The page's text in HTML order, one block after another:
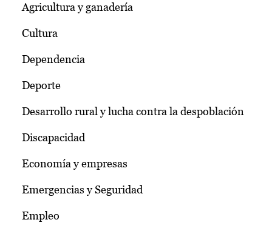
Agricultura y ganadería
Cultura
Dependencia
Deporte
Desarrollo rural y lucha contra la despoblación
Discapacidad
Economía y empresas
Emergencias y Seguridad
Empleo